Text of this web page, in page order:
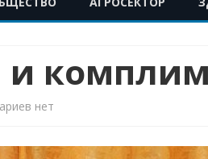
и
кнет